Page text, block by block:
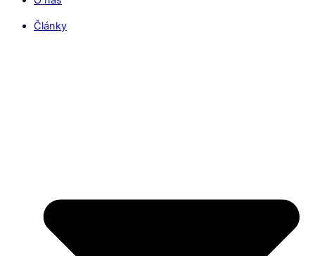
Články